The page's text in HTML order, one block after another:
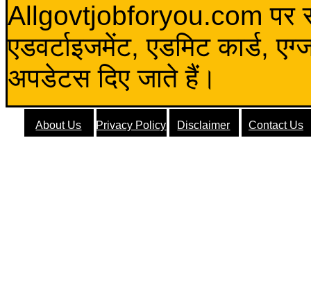
Allgovtjobforyou.com पर
एडवर्टाइजमेंट, एडमिट कार्ड,
अपडेटस दिए जाते हैं।
About Us Privacy Policy Disclaimer Contact Us